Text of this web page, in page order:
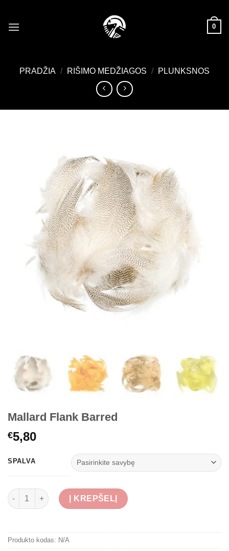
content
0
PRADŽIA / RIŠIMO MEDŽIAGOS / PLUNKSNOS
Mallard Flank Barred
€5,80
SPALVA
produkto kiekis: Mallard Flank Barred
Į KREPŠELĮ
Produkto kodas: N/A